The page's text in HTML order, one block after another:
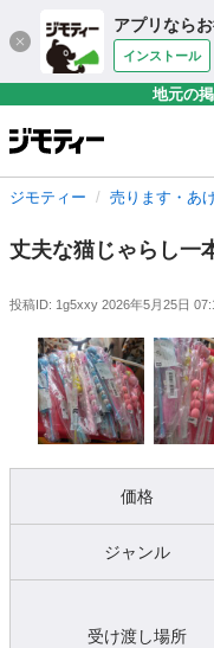
アプリなら
インストール
地元の
ジモティー 売ります・あ
丈夫な猫じゃらし一
投稿ID: 1g5xxy 2026年5月25日
価格
ジャンル
受け渡し場所